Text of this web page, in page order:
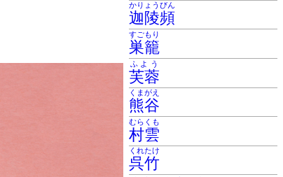
迦陵頻
かりょうびん
巣籠
すごもり
芙蓉
ふよう
熊谷
くまがえ
村雲
むらくも
呉竹
くれたけ